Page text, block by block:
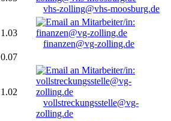
vhs-zolling@vhs-moosburg.de
1.03
finanzen@vg-zolling.de
0.07
1.02
vollstreckungsstelle@vg-
zolling.de